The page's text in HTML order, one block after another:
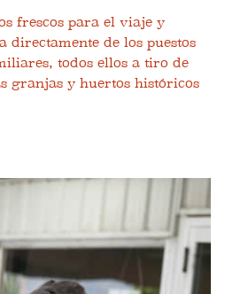
frescos para el viaje y
directamente de los puestos
todos ellos a tiro de
granjas y huertos históricos